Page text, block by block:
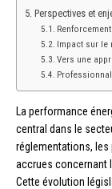
Perspectives et
Impact sur le
Vers une
La performance
central dans le
réglementations,
accrues concernant
Cette évolution